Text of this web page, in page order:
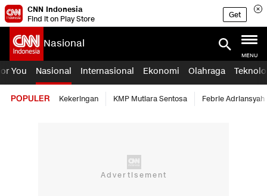
CNN Indonesia
Find it on Play Store
Get
Nasional
MENU
You Nasional Internasional Ekonomi Olahraga
POPULER Kekeringan KMP Mutiara Sentosa Febrie Adriansyah